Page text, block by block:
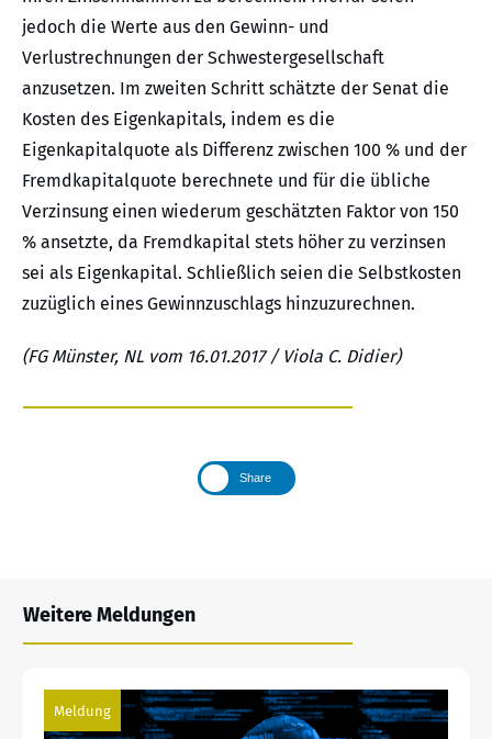
jedoch die Werte aus den Gewinn- und
Verlustrechnungen der Schwestergesellschaft
anzusetzen. Im zweiten Schritt schätzte der Senat die
Kosten des Eigenkapitals, indem es die
Eigenkapitalquote als Differenz zwischen 100 % und der
Fremdkapitalquote berechnete und für die übliche
Verzinsung einen wiederum geschätzten Faktor von 150
% ansetzte, da Fremdkapital stets höher zu verzinsen
sei als Eigenkapital. Schließlich seien die Selbstkosten
zuzüglich eines Gewinnzuschlags hinzuzurechnen.
(FG Münster, NL vom 16.01.2017 / Viola C. Didier)
Share
Weitere Meldungen
Meldung